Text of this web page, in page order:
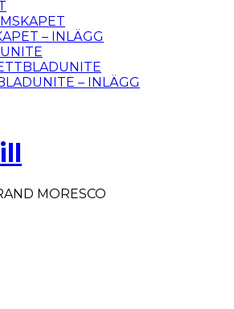
– INLÄGG
– INLÄGG
MORESCO